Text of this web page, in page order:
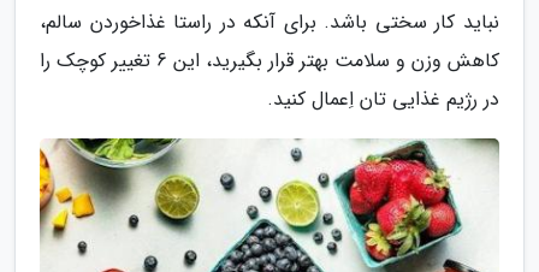
نباید کار سختی باشد. برای آنکه در راستا غذاخوردن سالم،
کاهش وزن و سلامت بهتر قرار بگیرید، این 6 تغییر کوچک را
در رژیم غذایی تان اِعمال کنید.